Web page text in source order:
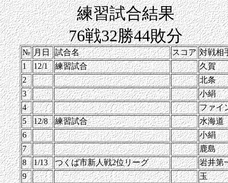
練習試合結果
76戦32勝44敗分
№ 月日 試合名 スコア 対戦相
1
12/1 練習試合
久賀
2
北条
3
小絹
4
ファイ
5
12/8 練習試合
水海道
6
小絹
7
鹿島
8
1/13 つくば市新人戦2位リーグ
岩井第
9
玉